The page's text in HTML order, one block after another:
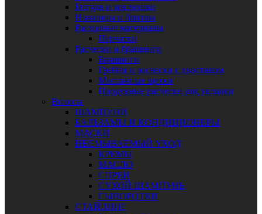
Бигуди и коклюшки
Ножницы и бритвы
Расходные материалы
Перчатки
Расчески и брашинги
Брашинги
Гребни и расчески с хвостиком
Массажные щетки
Продувные расчески для укладки
Волосы
ШАМПУНИ
БАЛЬЗАМЫ И КОНДИЦИОНЕРЫ
МАСКИ
НЕСМЫВАЕМЫЙ УХОД
КРЕМЫ
МАСЛО
СПРЕИ
СУХОЙ ШАМПУНЬ
СЫВОРОТКИ
СТАЙЛИНГ